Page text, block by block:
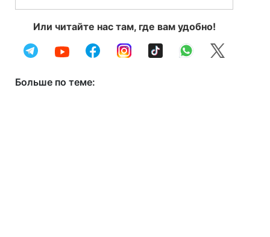
Или читайте нас там, где вам удобно!
Больше по теме: